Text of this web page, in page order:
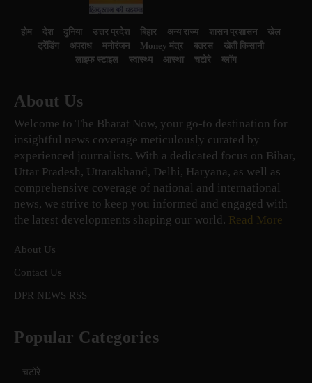
होम देश दुनिया उत्तर प्रदेश बिहार अन्य राज्य शासन प्रशासन
खेल
ट्रेंडिंग
अपराध मनोरंजन Money मंत्र बतरस
खेती किसानी
लाइफ स्टाइल
स्वास्थ्य आस्था चटोरे ब्लॉग
About Us
Welcome to The Bharat Now, your go-to destination for
insightful news coverage meticulously curated by
experienced journalists. With a dedicated focus on Bihar,
Uttar Pradesh, Uttarakhand, Delhi, Haryana, as well as
comprehensive coverage of national and international
news, we strive to keep you informed and engaged with
the latest developments shaping our world. Read More
About Us
Contact Us
DPR NEWS RSS
Popular Categories
चटोरे